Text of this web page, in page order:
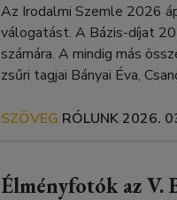
Az Irodalmi Szemle 2026
válogatást. A Bázis-díjat
számára. A mindig más
zsűri tagjai Bányai Éva,
SZÖVEG RÓLUNK2026.
Élményfotók az V.